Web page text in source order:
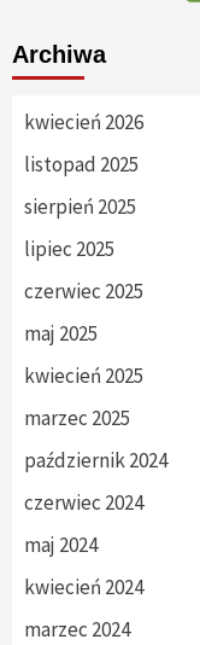
Archiwa
kwiecień 2026
listopad 2025
sierpień 2025
lipiec 2025
czerwiec 2025
maj 2025
kwiecień 2025
marzec 2025
październik 2024
czerwiec 2024
maj 2024
kwiecień 2024
marzec 2024